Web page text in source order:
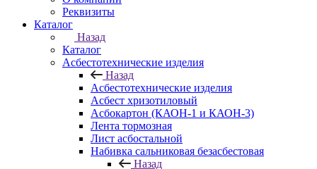
Реквизиты
Каталог
Назад
Каталог
Асбестотехнические изделия
Назад
Асбестотехнические изделия
Асбест хризотиловый
Асбокартон (КАОН-1 и КАОН-3)
Лента тормозная
Лист асбостальной
Набивка сальниковая безасбестовая
Назад